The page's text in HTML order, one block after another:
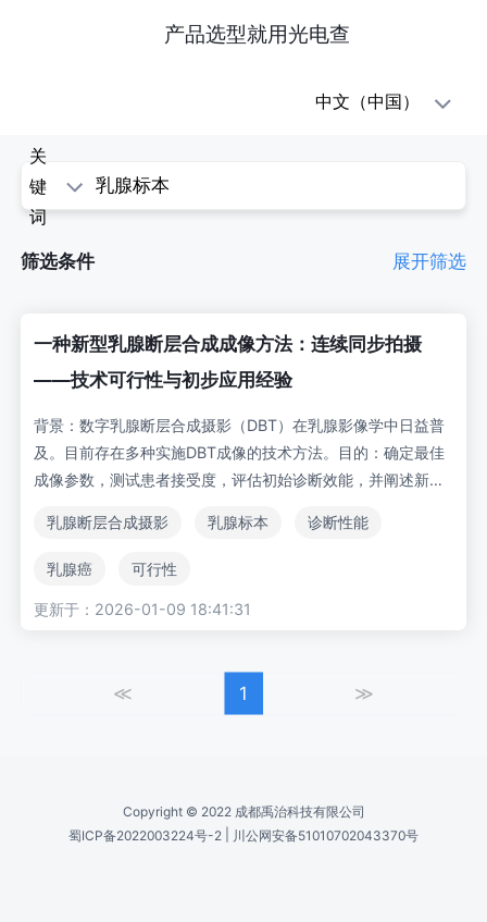
产品选型就用光电查
电
查)
科
学
论
文
中文（中国）
关
键
词
筛选条件 展开筛选
一种新型乳腺断层合成成像方法：连续同步拍摄
——技术可行性与初步应用经验
背景：数字乳腺断层合成摄影（DBT）在乳腺影像学中日益普
及。目前存在多种实施DBT成像的技术方法。目的：确定最佳
成像参数，测试患者接受度，评估初始诊断效能，并阐述新型
腺摄影（DM）和DBT系统原型机（芬兰赫尔辛基Planmed Oy
公司）对36例手术乳腺标本进行成像。在8名志愿者中测试无
测试不同成像参数组合以确定最优方案：包括30°、40°和60°
以及不同kV和mAs值。两名乳腺放射科医师评估16组DM与DB
T图像配对，对六项图像质量指标进行评分。采用配对t检验比
滤过及2×2像素合并的组合在可接受剂量水平下产生最佳图像
质量。DBT在全部六项评估指标上均显著更优（P<0.05）。平
乳腺断层合成摄影 乳腺标本 诊断性能
乳腺癌 可行性
更新于：2026-01-09 18:41:31
≪ 1 ≫
Copyright © 2022 成都禹治科技有限公司
蜀ICP备2022003224号-2
川公网安备51010702043370号